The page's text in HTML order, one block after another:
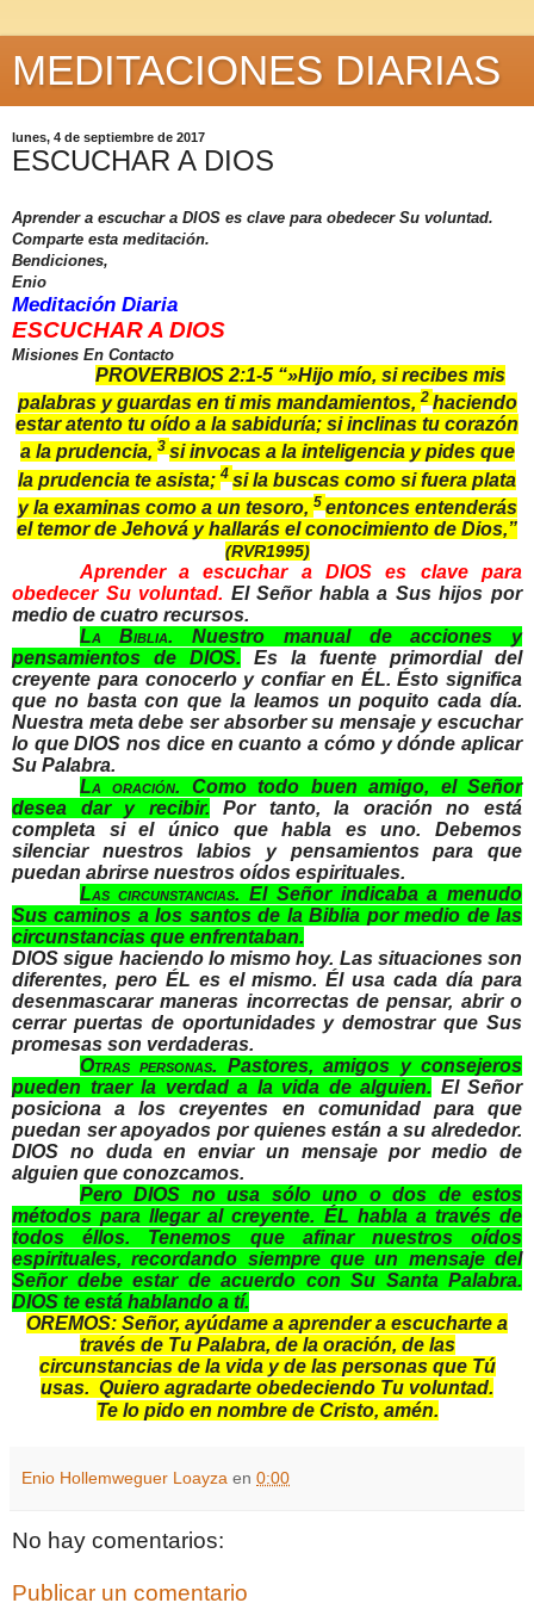
MEDITACIONES DIARIAS
lunes, 4 de septiembre de 2017
ESCUCHAR A DIOS
Aprender a escuchar a DIOS es clave para obedecer Su voluntad.
Comparte esta meditación.
Bendiciones,
Enio
Meditación Diaria
ESCUCHAR A DIOS
Misiones En Contacto
PROVERBIOS 2:1-5 “»Hijo mío, si recibes mis
palabras y guardas en ti mis mandamientos, 2haciendo
estar atento tu oído a la sabiduría; si inclinas tu corazón
a la prudencia, 3si invocas a la inteligencia y pides que
la prudencia te asista; 4 si la buscas como si fuera plata
y la examinas como a un tesoro, 5entonces entenderás
el temor de Jehová y hallarás el conocimiento de Dios,”
(RVR1995)
Aprender a escuchar a DIOS es clave para
obedecer Su voluntad. El Señor habla a Sus hijos por
medio de cuatro recursos.
La Biblia. Nuestro manual de acciones y
pensamientos de DIOS. Es la fuente primordial del
creyente para conocerlo y confiar en ÉL. Ésto significa
que no basta con que la leamos un poquito cada día.
Nuestra meta debe ser absorber su mensaje y escuchar
lo que DIOS nos dice en cuanto a cómo y dónde aplicar
Su Palabra.
La oración.
Como todo buen amigo, el Señor
desea dar y recibir. Por tanto, la oración no está
completa si el único que habla es uno. Debemos
silenciar nuestros labios y pensamientos para que
puedan abrirse nuestros oídos espirituales.
Las circunstancias. El Señor indicaba a menudo
Sus caminos a los santos de la Biblia por medio de las
circunstancias que enfrentaban.
DIOS sigue haciendo lo mismo hoy. Las situaciones son
diferentes, pero ÉL es el mismo. Él usa cada día para
desenmascarar maneras incorrectas de pensar, abrir o
cerrar puertas de oportunidades y demostrar que Sus
promesas son verdaderas.
Otras personas. Pastores, amigos y consejeros
pueden traer la verdad a la vida de alguien. El Señor
posiciona a los creyentes en comunidad para que
puedan ser apoyados por quienes están a su alrededor.
DIOS no duda en enviar un mensaje por medio de
alguien que conozcamos.
Pero DIOS no usa sólo uno o dos de estos
métodos para llegar al creyente. ÉL habla a través de
todos éllos. Tenemos que afinar nuestros oídos
espirituales, recordando siempre que un mensaje del
Señor debe estar de acuerdo con Su Santa Palabra.
DIOS te está hablando a tí.
OREMOS: Señor, ayúdame a aprender a escucharte a
través de Tu Palabra, de la oración, de las
circunstancias de la vida y de las personas que Tú
usas. Quiero agradarte obedeciendo Tu voluntad.
Te lo pido en nombre de Cristo, amén.
Enio Hollemweguer Loayza en 0:00
No hay comentarios:
Publicar un comentario